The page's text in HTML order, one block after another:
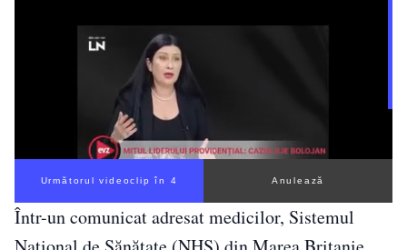
Următorul videoclip în 3 Anulează
Într-un comunicat adresat medicilor, Sistemul